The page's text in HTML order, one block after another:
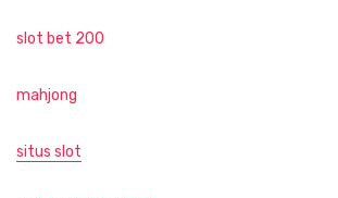
slot bet 200
mahjong
situs slot